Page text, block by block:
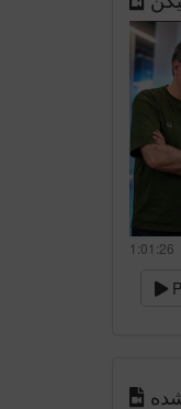
1:01:26